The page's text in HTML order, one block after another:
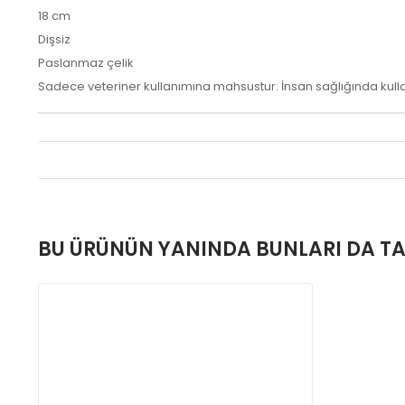
18 cm
Dişsiz
Paslanmaz çelik
Sadece veteriner kullanımına mahsustur. İnsan sağlığında
BU ÜRÜNÜN YANINDA BUNLARI DA